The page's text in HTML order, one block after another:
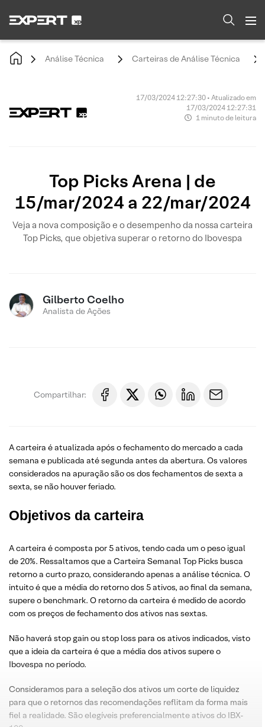
Análise Técnica Carteiras de Análise Técnica
17/03/2024 12:27:30 • Atualizado em
17/03/2024 12:27:31
1 minuto de leitura
Top Picks Arena | de
15/mar/2024 a 22/mar/2024
Veja a nova composição e o desempenho da nossa carteira
Top Picks, que objetiva superar o retorno do Ibovespa
Gilberto Coelho
Analista de Ações
Compartilhar:
A carteira é atualizada após o fechamento do mercado a cada
semana e publicada até segunda antes da abertura. Os valores
considerados na apuração são os dos fechamentos de sexta a
sexta, se não houver feriado.
Objetivos da carteira
A carteira é composta por 5 ativos, tendo cada um o peso igual
de 20%. Ressaltamos que a Carteira Semanal Top Picks busca
retorno a curto prazo, considerando apenas a análise técnica. O
intuito é que a média do retorno dos 5 ativos, ao final da semana,
supere o benchmark. O retorno da carteira é medido de acordo
com os preços de fechamento dos ativos nas sextas.
Não haverá stop gain ou stop loss para os ativos indicados, visto
que a ideia da carteira é que a média dos ativos supere o
Ibovespa no período.
Consideramos para a seleção dos ativos um corte de liquidez
para que o retornos das recomendações reflitam da forma mais
fiel a realidade. São elegíveis preferencialmente ativos do IBX-